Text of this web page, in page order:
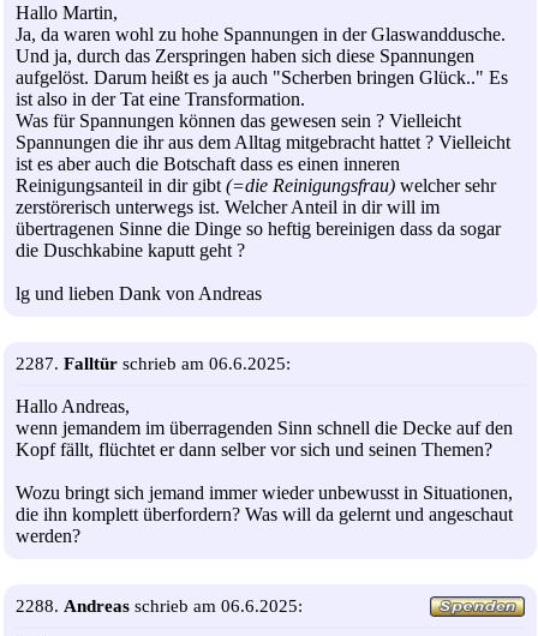
Hallo Martin,
Ja, da waren wohl zu hohe Spannungen in der Glaswanddusche.
Und ja, durch das Zerspringen haben sich diese Spannungen
aufgelöst. Darum heißt es ja auch "Scherben bringen Glück.." Es
ist also in der Tat eine Transformation.
Was für Spannungen können das gewesen sein ? Vielleicht
Spannungen die ihr aus dem Alltag mitgebracht hattet ? Vielleicht
ist es aber auch die Botschaft dass es einen inneren
Reinigungsanteil in dir gibt (=die Reinigungsfrau) welcher sehr
zerstörerisch unterwegs ist. Welcher Anteil in dir will im
übertragenen Sinne die Dinge so heftig bereinigen dass da sogar
die Duschkabine kaputt geht ?
lg und lieben Dank von Andreas
2287. Falltür schrieb am 06.6.2025:
Hallo Andreas,
wenn jemandem im überragenden Sinn schnell die Decke auf den
Kopf fällt, flüchtet er dann selber vor sich und seinen Themen?
Wozu bringt sich jemand immer wieder unbewusst in Situationen,
die ihn komplett überfordern? Was will da gelernt und angeschaut
werden?
2288. Andreas schrieb am 06.6.2025: